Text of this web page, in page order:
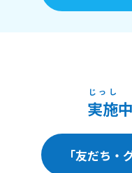
実施
じっし
「友だち・